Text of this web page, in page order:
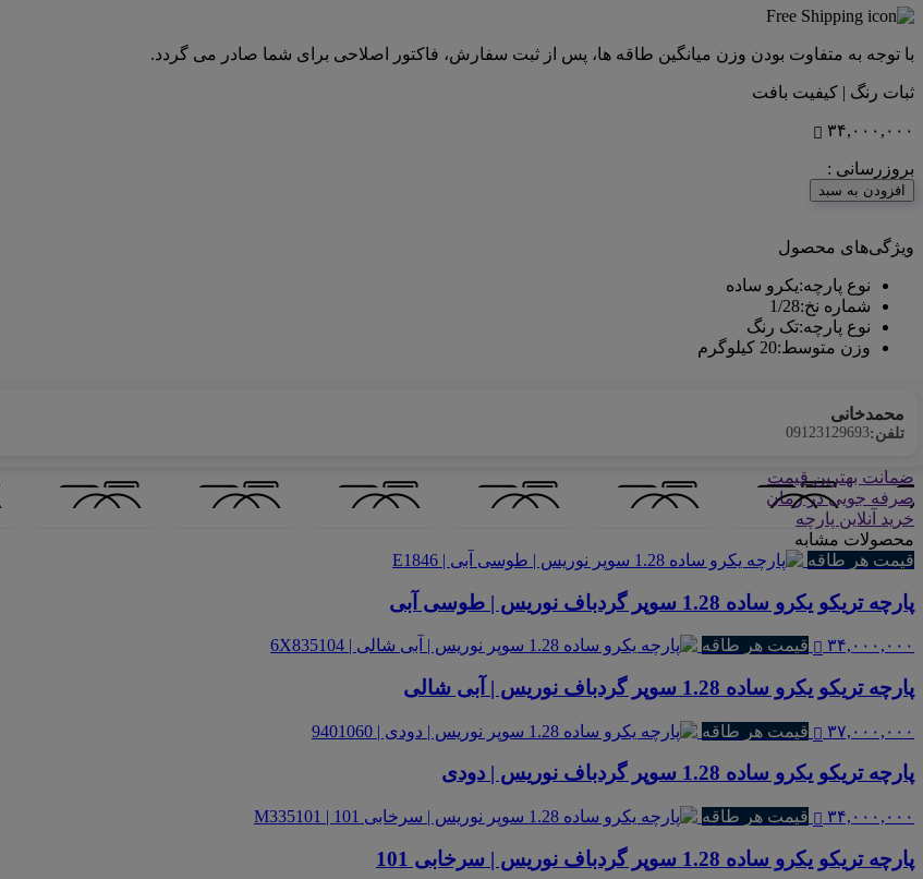
با توجه به متفاوت بودن وزن میانگین طاقه ها، پس از ثبت سفارش، فاکتور اصلاحی برای شما صادر می گردد.
ثبات رنگ | کیفیت بافت
۳۴,۰۰۰,۰۰۰
بروزرسانی :
افزودن به سبد
ویژگی‌های محصول
نوع پارچه:یکرو ساده
شماره نخ:
1/28
نوع پارچه:تک رنگ
وزن متوسط:20 کیلوگرم
محمدخانی
تلفن:09123129693
ضمانت بهترین قیمت
صرفه جویی در زمان
خرید آنلاین پارچه
محصولات مشابه
قیمت هر طاقه
پارچه تریکو یکرو ساده 1.28 سوپر گردباف نوریس | طوسی آبی
۳۴,۰۰۰,۰۰۰ قیمت هر طاقه
پارچه تریکو یکرو ساده 1.28 سوپر گردباف نوریس | آبی شالی
۳۷,۰۰۰,۰۰۰ قیمت هر طاقه
پارچه تریکو یکرو ساده 1.28 سوپر گردباف نوریس | دودی
۳۴,۰۰۰,۰۰۰ قیمت هر طاقه
پارچه تریکو یکرو ساده 1.28 سوپر گردباف نوریس | سرخابی 101